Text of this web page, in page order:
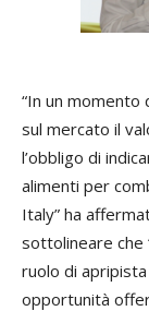
“In un momento
sul mercato il
l’obbligo di
alimenti per
Italy” ha
sottolineare che
ruolo di
opportunità